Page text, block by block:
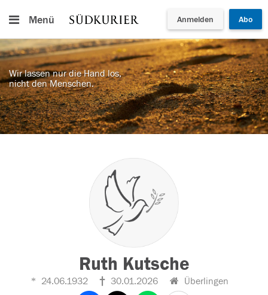
Menü Anmelden Abo
Wir lassen nur die Hand los,
nicht den Menschen.
Ruth Kutsche
24.06.1932 30.01.2026 Überlingen